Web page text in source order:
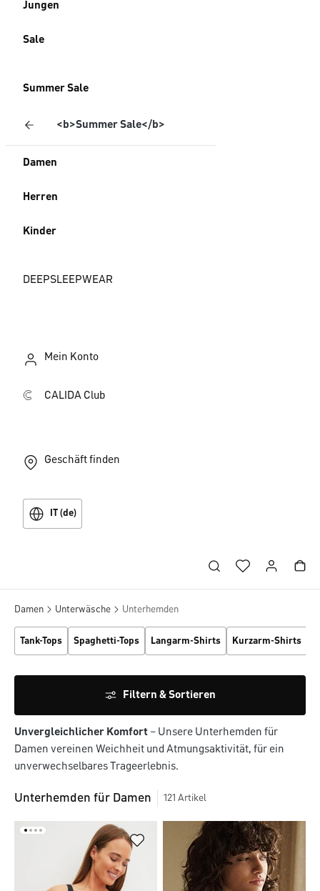
Jungen
Sale
Summer Sale
<b>Summer Sale</b>
Damen
Herren
Kinder
DEEPSLEEPWEAR
Mein Konto
CALIDA Club
Geschäft finden
IT (de)
Damen Unterwäsche Unterhemden
Tank-Tops Spaghetti-Tops Langarm-Shirts Kurzarm-Shirts
Filtern & Sortieren
Unvergleichlicher Komfort – Unsere Unterhemden für
Damen vereinen Weichheit und Atmungsaktivität, für ein
unverwechselbares Trageerlebnis.
Unterhemden für Damen 121 Artikel